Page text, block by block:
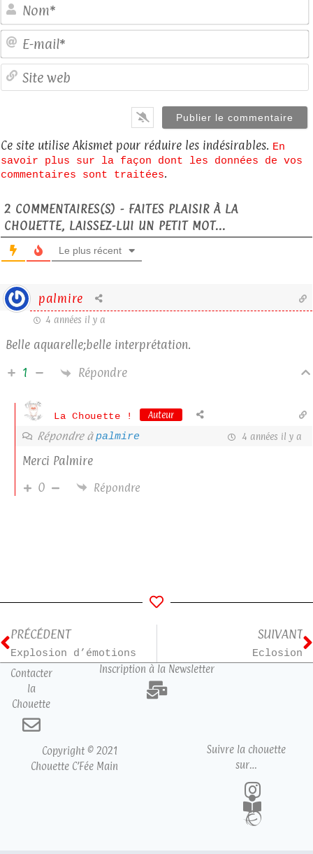
Ce site utilise Akismet pour réduire les indésirables. En
savoir plus sur la façon dont les données de vos
commentaires sont traitées.
2 COMMENTAIRES(S) - FAITES PLAISIR À LA
CHOUETTE, LAISSEZ-LUI UN PETIT MOT...
Le plus récent
palmire
4 années il y a
Belle aquarelle;belle interprétation.
1
Répondre
La Chouette ! Auteur
Répondre àpalmire 4 années il y a
Merci Palmire
0
Répondre
PRÉCÉDENT
Explosion d’émotions
SUIVANT
Eclosion
Contacter
la
Chouette
Inscription à la Newsletter
Copyright © 2021
Chouette C’Fée Main
Suivre la chouette
sur…